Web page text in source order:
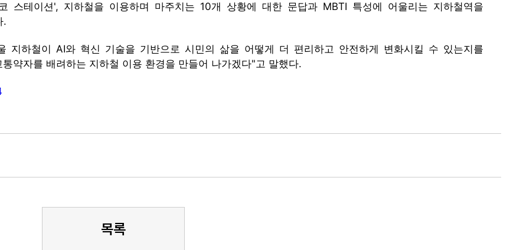
스테이션', 지하철을 이용하며 마주치는 10개 상황에 대한 문답과 MBTI 특성에 어울리는 지하철역을
.
지하철이 AI와 혁신 기술을 기반으로 시민의 삶을 어떻게 더 편리하고 안전하게 변화시킬 수 있는지를
약자를 배려하는 지하철 이용 환경을 만들어 나가겠다"고 말했다.
목록